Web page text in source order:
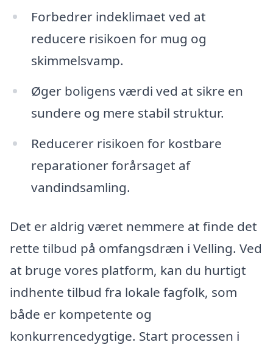
Forbedrer indeklimaet ved at
reducere risikoen for mug og
skimmelsvamp.
Øger boligens værdi ved at sikre en
sundere og mere stabil struktur.
Reducerer risikoen for kostbare
reparationer forårsaget af
vandindsamling.
Det er aldrig været nemmere at finde det
rette tilbud på omfangsdræn i Velling. Ved
at bruge vores platform, kan du hurtigt
indhente tilbud fra lokale fagfolk, som
både er kompetente og
konkurrencedygtige. Start processen i